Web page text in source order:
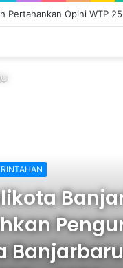
Banjarbaru